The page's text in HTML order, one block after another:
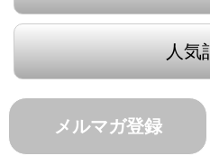
人気
メルマガ登録